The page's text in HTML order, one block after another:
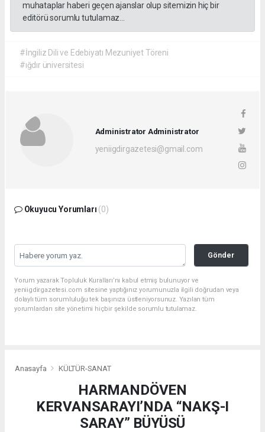
muhataplar haberi geçen ajanslar olup sitemizin hiç bir
editörü sorumlu tutulamaz...
#İngiliz Dili ve Edebiyatı Mezuniyet Töreni
#ığdır üniversitesi
Administrator Administrator
yeniigdirgazetesi@gmail.com
Okuyucu Yorumları (0)
Gönder
Yorum yazarak Topluluk Kuralları’nı kabul etmiş bulunuyor ve
yeniigdirgazetesi.com sitesine yaptığınız yorumunuzla ilgili doğrudan veya
dolaylı tüm sorumluluğu tek başınıza üstleniyorsunuz. Yazılan tüm
yorumlardan site yönetimi hiçbir şekilde sorumlu tutulamaz.
Anasayfa KÜLTÜR-SANAT
HARMANDÖVEN
KERVANSARAYI’NDA “NAKŞ-I
SARAY” BÜYÜSÜ